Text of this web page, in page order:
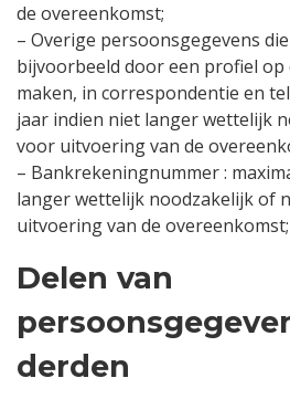
de overeenkomst;
– Overige persoonsgegevens
bijvoorbeeld door een profiel op
maken, in correspondentie en
jaar indien niet langer wettelijk
voor uitvoering van de
– Bankrekeningnummer :
langer wettelijk noodzakelijk of
uitvoering van de overeenkomst;
Delen van
derden